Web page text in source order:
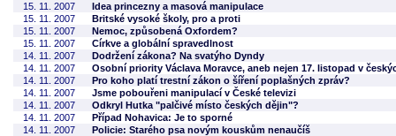
15. 11. 2007
Idea princezny a masová manipulace
15. 11. 2007
Britské vysoké školy, pro a proti
15. 11. 2007
Nemoc, způsobená Oxfordem?
15. 11. 2007
Církve a globální spravedlnost
14. 11. 2007
Dodržení zákona? Na svatýho Dyndy
14. 11. 2007
Osobní priority Václava Moravce, aneb nejen 17. listopad v
14. 11. 2007
Pro koho platí trestní zákon o šíření poplašných zpráv?
14. 11. 2007
Jsme pobouřeni manipulací v České televizi
14. 11. 2007
Odkryl Hutka "palčivé místo českých dějin"?
14. 11. 2007
Případ Nohavica: Je to sporné
14. 11. 2007
Policie: Starého psa novým kouskům nenaučíš